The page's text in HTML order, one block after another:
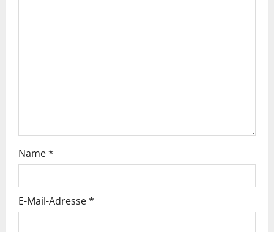
a
t
i
o
Name*
E-Mail-Adresse*